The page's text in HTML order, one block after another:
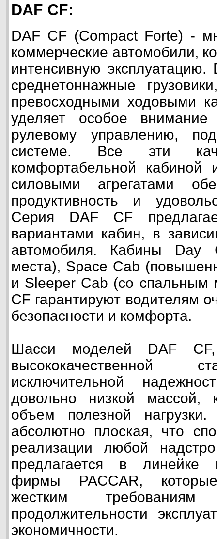
DAF CF:
DAF CF (Compact Forte) -
коммерческие автомобили,
интенсивную
среднетоннажные
превосходными ходовыми
уделяет особое внимание
рулевому управлению,
системе. Все эти
комфортабельной
силовыми агрегатами
продуктивность и
Серия DAF CF
вариантами кабин, в
автомобиля. Кабины Day
места), Space Cab
и Sleeper Cab (со спальным
CF гарантируют водителям
безопасности и комфорта.
Шасси моделей DAF CF,
высококачественной
исключительной
довольно низкой массой,
объем полезной
абсолютно плоская, что
реализации любой
предлагается в линейке
фирмы PACCAR,
жестким
продолжительности
экономичности.